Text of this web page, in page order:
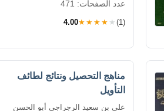
عدد الصفحات: 471
4.00★★★★★ (1)
مناهج التحصيل ونتائج لطائف
التأويل
علي بن سعيد الرجراجي أبو الحسن